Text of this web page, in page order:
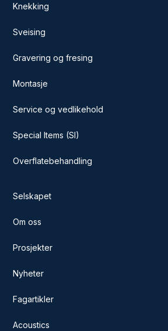
Knekking
Sveising
Gravering og fresing
Montasje
Service og vedlikehold
Special Items (SI)
Overflatebehandling
Selskapet
Om oss
Prosjekter
Nyheter
Fagartikler
Acoustics